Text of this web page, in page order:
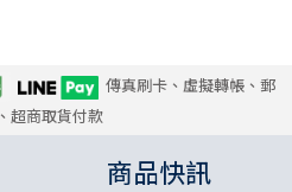
傳真刷卡、虛擬轉帳、郵
超商取貨付款
商品快訊